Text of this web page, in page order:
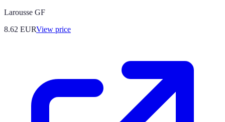
Larousse GF
8.62 EURView price